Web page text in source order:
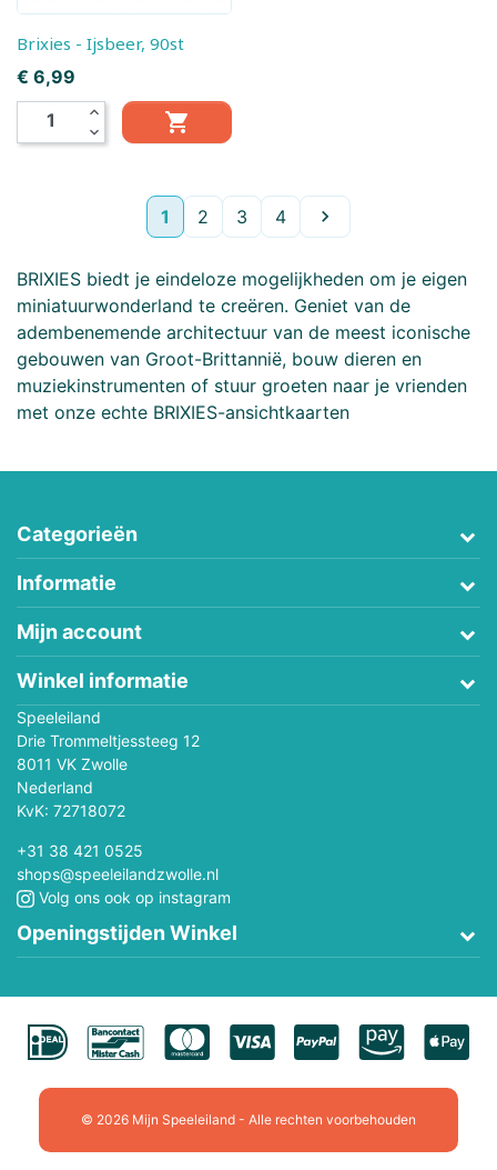
Brixies - Ijsbeer, 90st
Prijs
€ 6,99
expand_less
expand_more

1 2 3 4 Volgende

BRIXIES biedt je eindeloze mogelijkheden om je eigen
miniatuurwonderland te creëren. Geniet van de
adembenemende architectuur van de meest iconische
gebouwen van Groot-Brittannië, bouw dieren en
muziekinstrumenten of stuur groeten naar je vrienden
met onze echte BRIXIES-ansichtkaarten
Categorieën
Informatie
Mijn account
Winkel informatie
Speeleiland
Drie Trommeltjessteeg 12
8011 VK Zwolle
Nederland
KvK: 72718072
+31 38 421 0525
shops@speeleilandzwolle.nl
Volg ons ook op instagram
Openingstijden Winkel
© 2026 Mijn Speeleiland - Alle rechten voorbehouden